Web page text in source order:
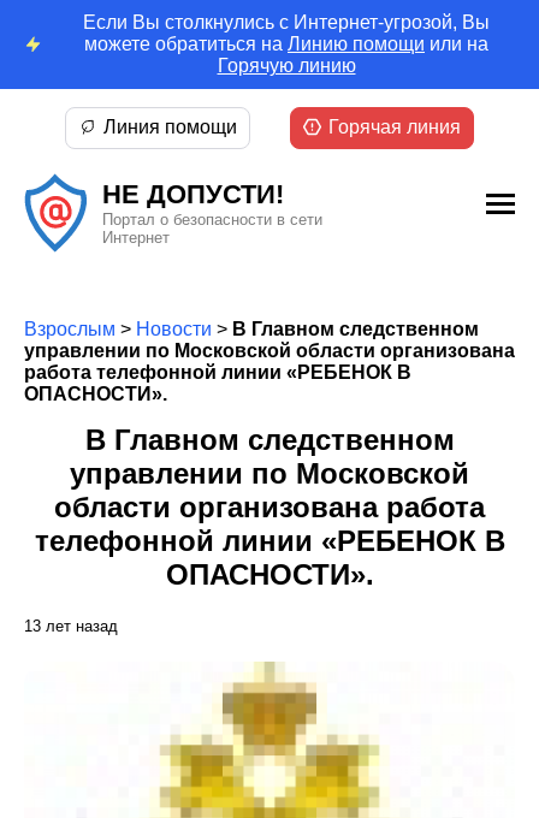
Если Вы столкнулись с Интернет-угрозой, Вы
можете обратиться на Линию помощи или на
Горячую линию
НЕ ДОПУСТИ!
Портал о безопасности в сети
Интернет
Линия помощи Горячая линия
Взрослым > Новости > В Главном следственном
управлении по Московской области организована
работа телефонной линии «РЕБЕНОК В
ОПАСНОСТИ».
В Главном следственном
управлении по Московской
области организована работа
телефонной линии «РЕБЕНОК В
ОПАСНОСТИ».
13 лет назад